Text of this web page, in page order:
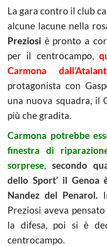
La gara contro il club
alcune lacune nella
Preziosi è pronto a
per il centrocampo,
Carmona
protagonista con
una nuova squadra, il
più che gradita.
Carmona potrebbe
finestra di
sorprese,secondo
dello Sport’ il Genoa
Nandez del Penarol. I
Preziosi aveva
la difesa, poi si è
centrocampo.